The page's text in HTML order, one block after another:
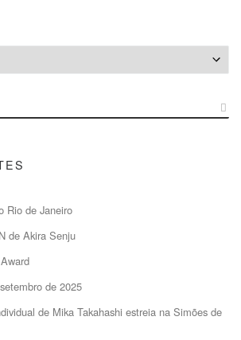
Rio de Janeiro
de Akira Senju
de 2025
de Mika Takahashi estreia na Simões de